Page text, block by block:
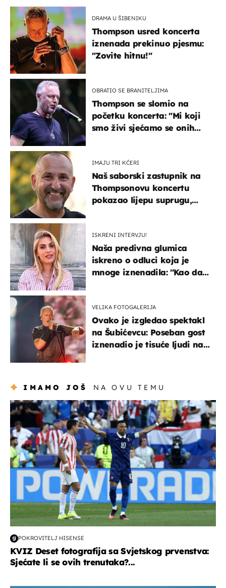
DRAMA U ŠIBENIKU
Thompson usred koncerta
iznenada prekinuo pjesmu:
"Zovite hitnu!"
OBRATIO SE BRANITELJIMA
Thompson se slomio na
početku koncerta: "Mi koji
smo živi sjećamo se onih
IMAJU TRI KĆERI
Naš saborski zastupnik na
Thompsonovu koncertu
pokazao lijepu suprugu,
ISKRENI INTERVJU!
Naša predivna glumica
iskreno o odluci koja je
mnoge iznenadila: ''Kao da
VELIKA FOTOGALERIJA
Ovako je izgledao spektakl
na Šubićevcu: Poseban gost
iznenadio je tisuće ljudi na
IMAMO JOŠ NA OVU TEMU
svjetsko prvenstvo 2026
POKROVITELJ HISENSE
KVIZ Deset fotografija sa Svjetskog prvenstva:
Sjećate li se ovih trenutaka?...